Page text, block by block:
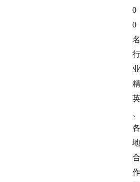
0
0
名
行
业
精
英
各
地
合
作